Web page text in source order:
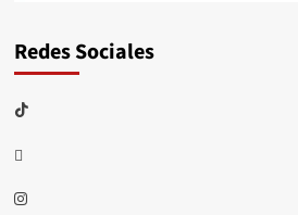
Redes Sociales
TikTok
threads
Instagram